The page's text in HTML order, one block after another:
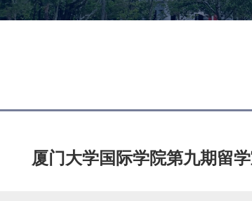
厦门大学国际学院第九期留